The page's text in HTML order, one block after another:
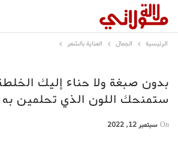
الرئيسية الجمال العناية بالشعر
بدون صبغة ولا حناء إليك
ستمنحك اللون الذي تحلمين به
On سبتمبر 12, 2022